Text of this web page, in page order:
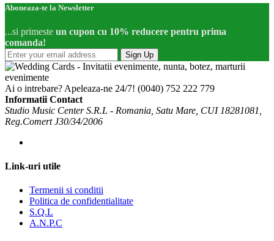
Aboneaza-te la Newsletter
...si primeste un cupon cu 10% reducere pentru prima
comanda!
Sign Up
Ai o intrebare? Apeleaza-ne 24/7! (0040) 752 222 779
Informatii Contact
Studio Music Center S.R.L - Romania, Satu Mare, CUI 18281081,
Reg.Comert J30/34/2006
Link-uri utile
Termenii si conditii
Politica de confidentialitate
S.Q.L
A.N.P.C